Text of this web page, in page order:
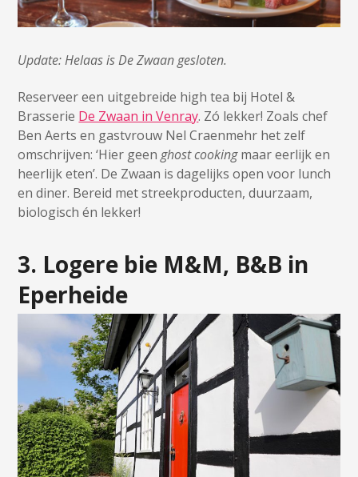
Update: Helaas is De Zwaan gesloten.
Reserveer een uitgebreide high tea bij Hotel &
Brasserie De Zwaan in Venray. Zó lekker! Zoals chef
Ben Aerts en gastvrouw Nel Craenmehr het zelf
omschrijven: ‘Hier geenghost cookingmaar eerlijk en
heerlijk eten’. De Zwaan is dagelijks open voor lunch
en diner. Bereid met streekproducten, duurzaam,
biologisch én lekker!
3. Logere bie M&M, B&B in
Eperheide